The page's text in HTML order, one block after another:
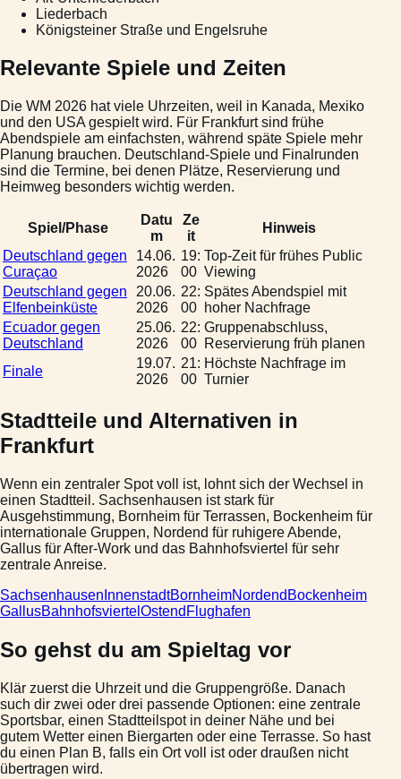
Liederbach
Königsteiner Straße und Engelsruhe
Relevante Spiele und Zeiten
Die WM 2026 hat viele Uhrzeiten, weil in Kanada, Mexiko
und den USA gespielt wird. Für Frankfurt sind frühe
Abendspiele am einfachsten, während späte Spiele mehr
Planung brauchen. Deutschland-Spiele und Finalrunden
sind die Termine, bei denen Plätze, Reservierung und
Heimweg besonders wichtig werden.
Spiel/Phase
Datu
m
Ze
it
Hinweis
Deutschland gegen
Curaçao
14.06.
2026
19:
00
Top-Zeit für frühes Public
Viewing
Deutschland gegen
Elfenbeinküste
20.06.
2026
22:
00
Spätes Abendspiel mit
hoher Nachfrage
Ecuador gegen
Deutschland
25.06.
2026
22:
00
Gruppenabschluss,
Reservierung früh planen
Finale
19.07.
2026
21:
00
Höchste Nachfrage im
Turnier
Stadtteile und Alternativen in
Frankfurt
Wenn ein zentraler Spot voll ist, lohnt sich der Wechsel in
einen Stadtteil. Sachsenhausen ist stark für
Ausgehstimmung, Bornheim für Terrassen, Bockenheim für
internationale Gruppen, Nordend für ruhigere Abende,
Gallus für After-Work und das Bahnhofsviertel für sehr
zentrale Anreise.
Sachsenhausen InnenstadtBornheimNordend Bockenheim
GallusBahnhofsviertel Ostend Flughafen
So gehst du am Spieltag vor
Klär zuerst die Uhrzeit und die Gruppengröße. Danach
such dir zwei oder drei passende Optionen: eine zentrale
Sportsbar, einen Stadtteilspot in deiner Nähe und bei
gutem Wetter einen Biergarten oder eine Terrasse. So hast
du einen Plan B, falls ein Ort voll ist oder draußen nicht
übertragen wird.